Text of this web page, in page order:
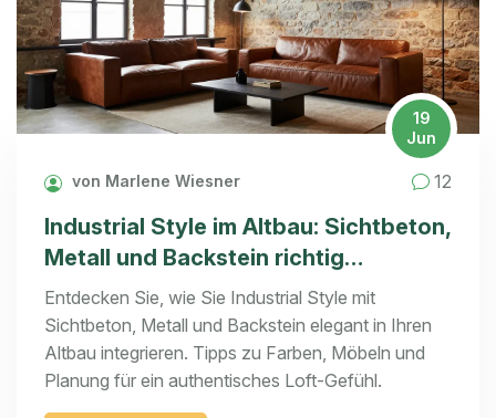
19
Jun
von Marlene Wiesner 12
Industrial Style im Altbau: Sichtbeton,
Metall und Backstein richtig
kombinieren
Entdecken Sie, wie Sie Industrial Style mit
Sichtbeton, Metall und Backstein elegant in Ihren
Altbau integrieren. Tipps zu Farben, Möbeln und
Planung für ein authentisches Loft-Gefühl.